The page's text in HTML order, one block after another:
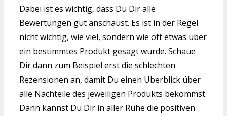
Dabei ist es wichtig, dass Du Dir alle
Bewertungen gut anschaust. Es ist in der Regel
nicht wichtig, wie viel, sondern wie oft etwas über
ein bestimmtes Produkt gesagt wurde. Schaue
Dir dann zum Beispiel erst die schlechten
Rezensionen an, damit Du einen Überblick über
alle Nachteile des jeweiligen Produkts bekommst.
Dann kannst Du Dir in aller Ruhe die positiven